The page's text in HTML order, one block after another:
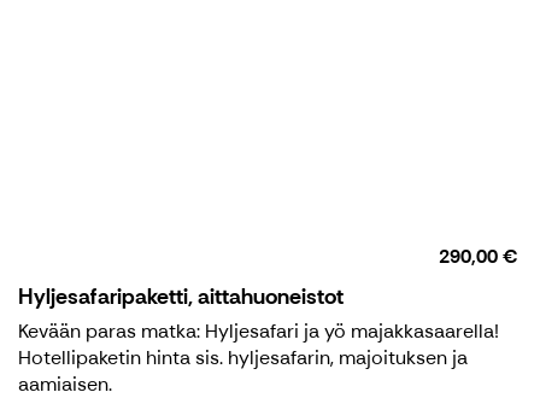
290,00 €
Hyljesafaripaketti, aittahuoneistot
Kevään paras matka: Hyljesafari ja yö majakkasaarella!
Hotellipaketin hinta sis. hyljesafarin, majoituksen ja
aamiaisen.